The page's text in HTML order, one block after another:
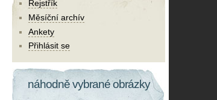
Rejstřík
Měsíční archív
Ankety
Přihlásit se
náhodně vybrané obrázky